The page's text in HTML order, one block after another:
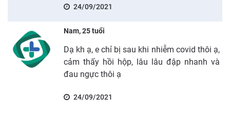
24/09/2021
Nam, 25 tuổi
Dạ kh ạ, e chỉ bị sau khi nhiễm covid thôi ạ,
cảm thấy hồi hộp, lâu lâu đập nhanh và
đau ngực thôi ạ
24/09/2021